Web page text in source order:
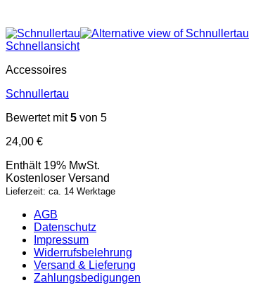
Schnellansicht
Accessoires
Schnullertau
Bewertet mit5 von 5
24,00 €
Enthält 19% MwSt.
Kostenloser Versand
Lieferzeit: ca. 14 Werktage
AGB
Datenschutz
Impressum
Widerrufsbelehrung
Versand & Lieferung
Zahlungsbedigungen